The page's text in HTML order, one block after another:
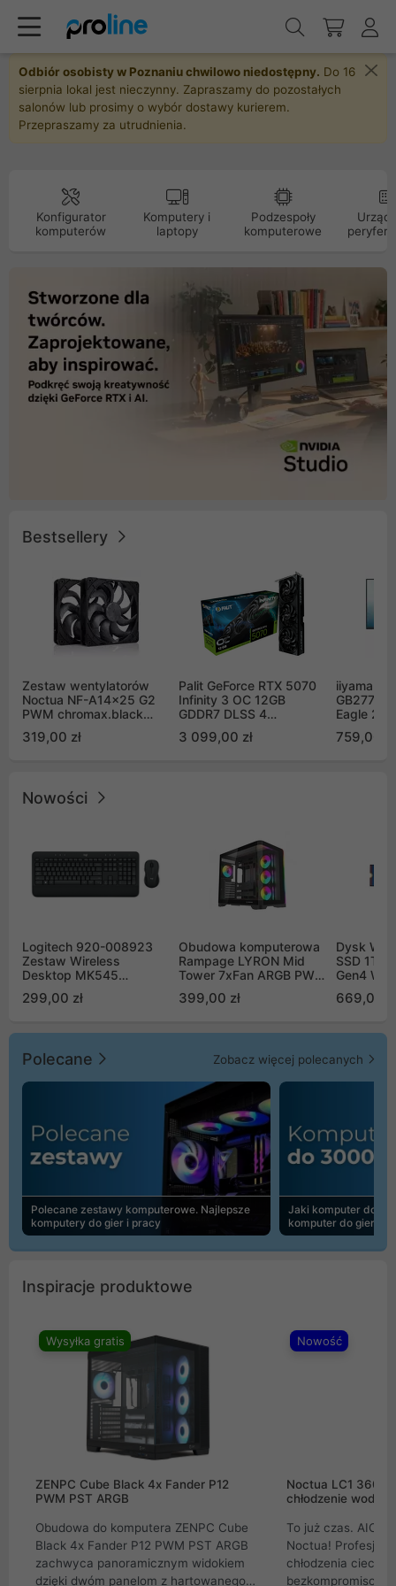
Odbiór osobisty w Poznaniu chwilowo niedostępny. Do 16
sierpnia lokal jest nieczynny. Zapraszamy do pozostałych
salonów lub prosimy o wybór dostawy kurierem.
Przepraszamy za utrudnienia.
Konfigurator
komputerów
Komputery i
laptopy
Podzespoły
komputerowe
Bestsellery
Zestaw wentylatorów
Noctua NF-A14x25 G2
PWM chromax.black
Push Pull (2szt)
319,00 zł
Palit GeForce RTX 5070
Infinity 3 OC 12GB
GDDR7 DLSS 4
GB2050S)
3 099,00 zł
iiyama G-
Eagle 27"
759,00 zł
Nowości
Logitech 920-008923
Zestaw Wireless
Desktop MK545
299,00 zł
Obudowa komputerowa
Rampage LYRON Mid
Tower 7xFan ARGB PWM
399,00 zł
Dysk WD
SSD 1TB
Gen4
669,00
Polecane Zobacz więcej polecanych
Polecane zestawy komputerowe. Najlepsze
komputery do gier i pracy
Jaki komputer do
komputer do gier |
Inspiracje produktowe
Wysyłka gratis
ZENPC Cube Black 4x Fander P12
PWM PST ARGB
Obudowa do komputera ZENPC Cube
Black 4x Fander P12 PWM PST ARGB
zachwyca panoramicznym widokiem
dzięki dwóm panelom z hartowanego
Nowość
Noctua LC1
chłodzenie wodne
To już czas. AIO
Noctua!
chłodzenia cieczą